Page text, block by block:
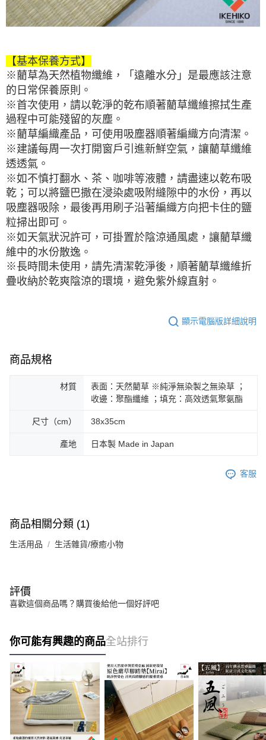
【基本保養方式】
※藺草為天然植物纖維，「遠離水分」是最應該注意
的日常保養原則。
※首次使用，請以乾淨的乾布順著藺草纖維擦拭生產
過程中可能殘留的灰塵。
※藺草編織產品，可使用吸塵器順著編織方向清潔。
※建議每周一次打開窗戶引進新鮮空氣，讓藺草纖維
透透氣。
※如不慎打翻水、茶、咖啡等液體，請盡速以乾布吸
乾；可以將鹽巴撒在浸染處吸附縫隙中的水份，再以
吸塵器吸除，最後再用刷子沿著編織方向把卡住的鹽
粒掃出即可。
※如天氣狀況許可，可掛置於陰涼通風處，讓藺草纖
維中的水份散逸。
※長時間未使用，請先清潔乾淨後，順著藺草纖維折
疊收納於乾爽陰涼的環境，避免紫外線直射。
顯示電腦版詳細說明
商品規格
材質
表面：天然藺草 ※純淨無染製之無染草 ；
收邊：聚酯纖維 ；填充：高效透氣聚氨酯
尺寸（cm） 38x35cm
產地 日本製 Made in Japan
客服
商品相關分類 (1)
生活用品 生活雜貨/療癒小物
評價
喜歡這個商品嗎？購買後給他一個好評吧
你可能有興趣的商品全站排行